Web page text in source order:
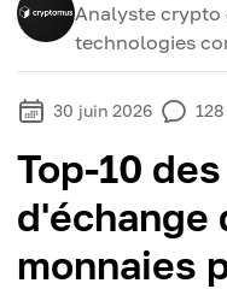
Analyste crypto
technologies
30 juin 2026 128
Top-10
d'échange
monnaies